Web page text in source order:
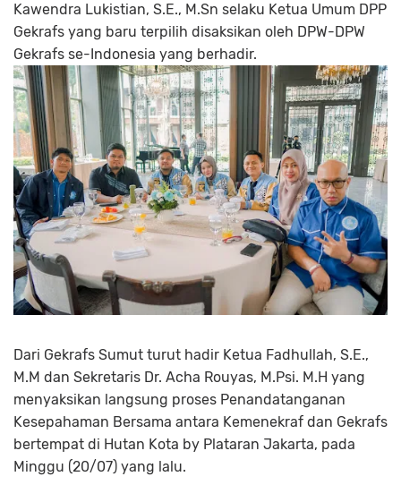
Kawendra Lukistian, S.E., M.Sn selaku Ketua Umum DPP
Gekrafs yang baru terpilih disaksikan oleh DPW-DPW
Gekrafs se-Indonesia yang berhadir.
Dari Gekrafs Sumut turut hadir Ketua Fadhullah, S.E.,
M.M dan Sekretaris Dr. Acha Rouyas, M.Psi. M.H yang
menyaksikan langsung proses Penandatanganan
Kesepahaman Bersama antara Kemenekraf dan Gekrafs
bertempat di Hutan Kota by Plataran Jakarta, pada
Minggu (20/07) yang lalu.